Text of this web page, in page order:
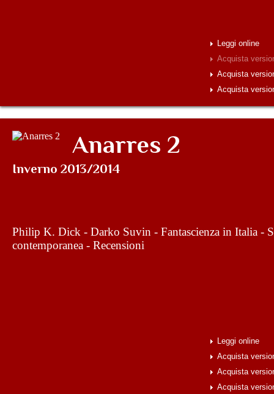
Leggi online
Acquista
Acquista
Acquista
Anarres 2
Inverno 2013/2014
Philip K. Dick - Darko Suvin - Fantascienza in Italia -
contemporanea - Recensioni
Leggi online
Acquista
Acquista
Acquista